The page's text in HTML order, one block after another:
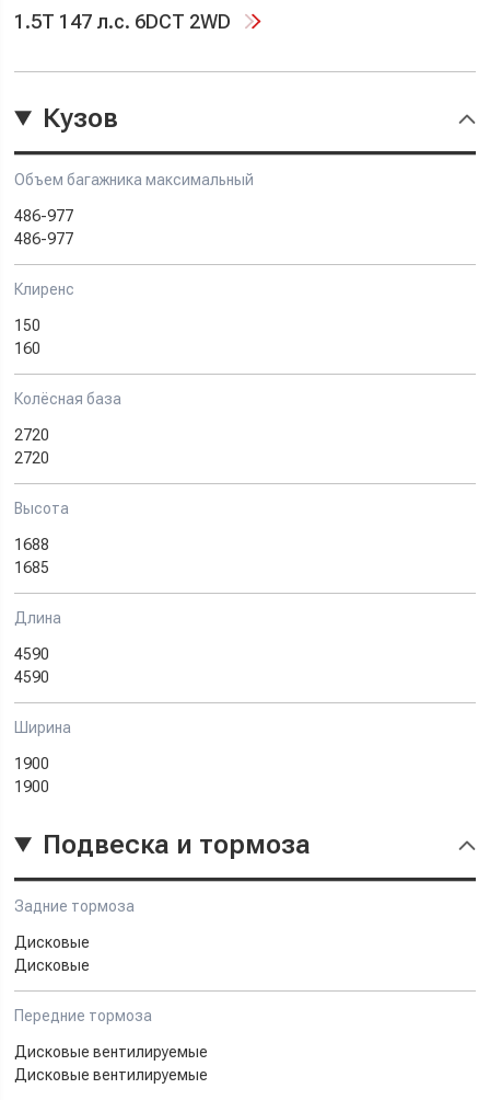
1.5T 147 л.с. 6DCT 2WD
Кузов
Объем багажника максимальный
486-977
486-977
Клиренс
150
160
Колёсная база
2720
2720
Высота
1688
1685
Длина
4590
4590
Ширина
1900
1900
Подвеска и тормоза
Задние тормоза
Дисковые
Дисковые
Передние тормоза
Дисковые вентилируемые
Дисковые вентилируемые